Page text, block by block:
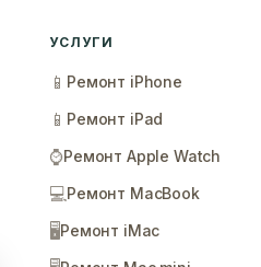
УСЛУГИ
📱 Ремонт iPhone
📱 Ремонт iPad
⌚Ремонт Apple Watch
💻Ремонт MacBook
🖥️Ремонт iMac